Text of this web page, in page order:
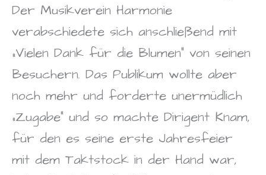
Der Musikverein Harmonie
verabschiedete sich anschließend mit
„Vielen Dank für die Blumen“ von seinen
Besuchern. Das Publikum wollte aber
noch mehr und forderte unermüdlich
„Zugabe“ und so machte Dirigent Knam,
für den es seine erste Jahresfeier
mit dem Taktstock in der Hand war,